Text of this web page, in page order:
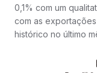
0,1% com um
com as
histórico no último